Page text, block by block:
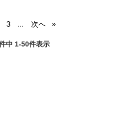
3 ... 次へ
中 1-50件表示